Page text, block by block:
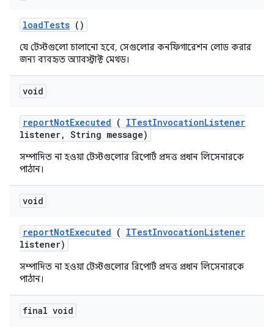
loadTests ()
যে টেস্টগুলো চালানো হবে, সেগুলোর কনফিগারেশন লোড করার
জন্য ব্যবহৃত অ্যাবস্ট্রাক্ট মেথড।
void
reportNotExecuted ( ITestInvocationListener
listener, String message)
সম্পাদিত না হওয়া টেস্টগুলোর রিপোর্ট প্রদত্ত প্রধান লিসেনারকে
পাঠান।
void
reportNotExecuted ( ITestInvocationListener
listener)
সম্পাদিত না হওয়া টেস্টগুলোর রিপোর্ট প্রদত্ত প্রধান লিসেনারকে
পাঠান।
final void